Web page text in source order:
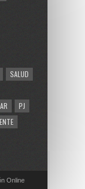
SALUD
PJ
Online